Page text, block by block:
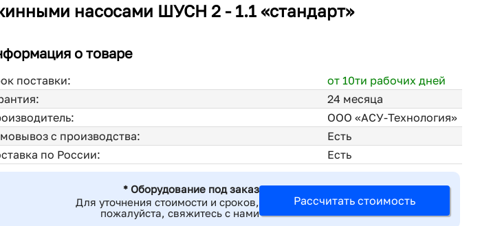
насосами ШУСН 2 - 1.1 «стандарт»
о товаре
поставки:
от 10ти рабочих дней
24 месяца
ООО «АСУ-Технология»
с производства:
Есть
по России:
Есть
* Оборудование под заказ
Для уточнения стоимости и сроков,
пожалуйста, свяжитесь с нами
Рассчитать стоимость